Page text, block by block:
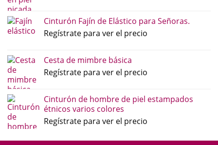
Cinturón Fajín de Elástico para Señoras.
Regístrate para ver el precio
Cesta de mimbre básica
Regístrate para ver el precio
Cinturón de hombre de piel estampados
étnicos varios colores
Regístrate para ver el precio